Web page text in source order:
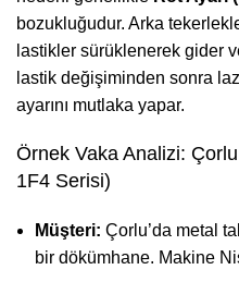
bozukluğudur. Arka
lastikler sürüklenerek gider
lastik değişiminden sonra
ayarını mutlaka yapar.
Örnek Vaka Analizi:
1F4 Serisi)
Müşteri: Çorlu’da metal
bir dökümhane. Makine